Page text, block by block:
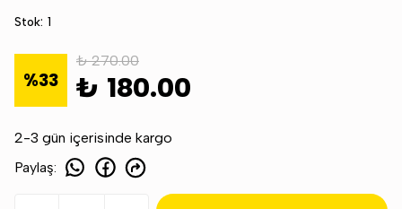
Stok: 1
%33
₺ 270.00
₺ 180.00
2-3 gün içerisinde kargo
Paylaş: